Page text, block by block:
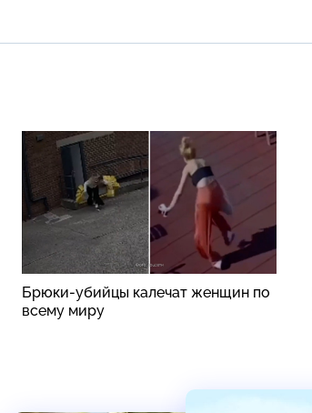
Брюки-убийцы калечат женщин по
всему миру